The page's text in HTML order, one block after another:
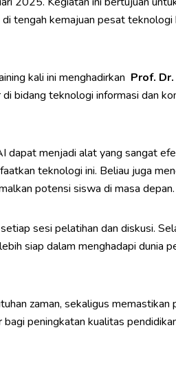
tengah kemajuan pesat
kali ini menghadirkan Prof.
bidang teknologi informasi dan
dapat menjadi alat yang sangat
teknologi ini. Beliau juga
potensi siswa di masa depan.
sesi pelatihan dan diskusi.
siap dalam menghadapi dunia
zaman, sekaligus memastikan
peningkatan kualitas